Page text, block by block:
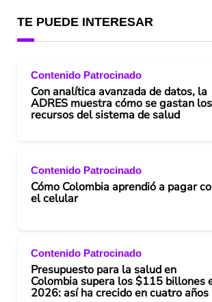
TE PUEDE INTERESAR
Contenido Patrocinado
Con analítica avanzada de datos, la
ADRES muestra cómo se gastan los
recursos del sistema de salud
Contenido Patrocinado
Cómo Colombia aprendió a pagar
el celular
Contenido Patrocinado
Presupuesto para la salud en
Colombia supera los $115 billones
2026: así ha crecido en cuatro años